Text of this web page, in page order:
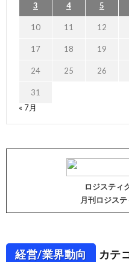
3 4 5
10 11 12
17 18 19
24 25 26
31
« 7月
ロジスティ
月刊ロジス
経営/業界動向 カテ